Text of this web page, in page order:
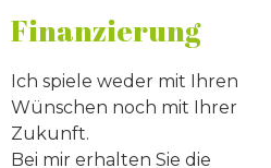
Finanzierung
Ich spiele weder mit Ihren
Wünschen noch mit Ihrer
Zukunft.
Bei mir erhalten Sie die